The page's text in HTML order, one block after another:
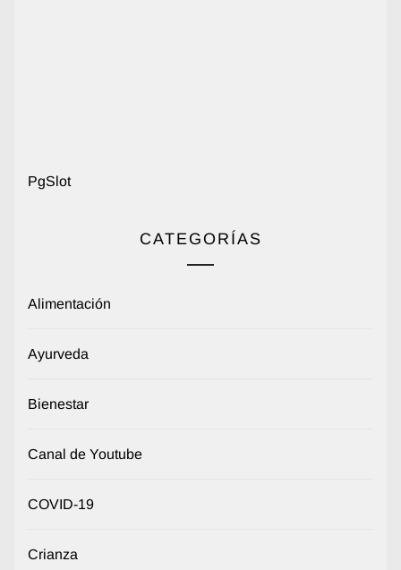
PgSlot
CATEGORÍAS
Alimentación
Ayurveda
Bienestar
Canal de Youtube
COVID-19
Crianza